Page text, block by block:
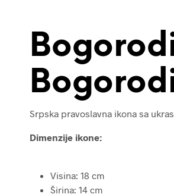
Srpska pravoslavna ikona sa
Dimenzije ikone:
Visina: 18 cm
Širina: 14 cm